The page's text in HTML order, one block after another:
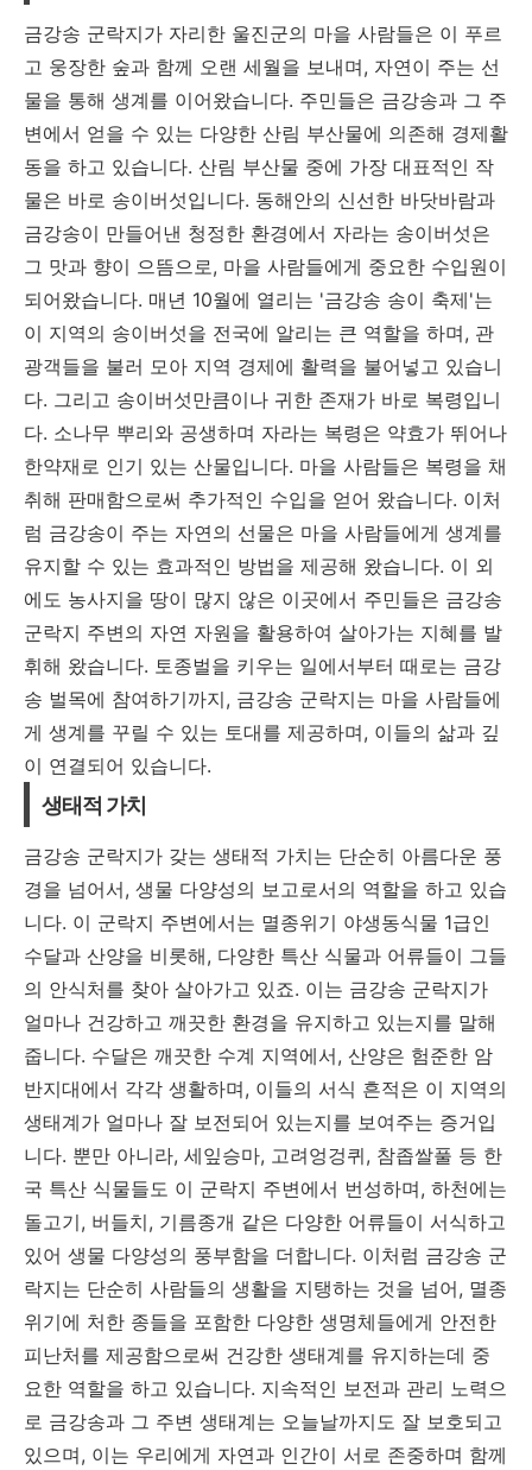
금강송 군락지가 자리한 울진군의 마을 사람들은 이 푸르
고 웅장한 숲과 함께 오랜 세월을 보내며, 자연이 주는 선
물을 통해 생계를 이어왔습니다. 주민들은 금강송과 그 주
변에서 얻을 수 있는 다양한 산림 부산물에 의존해 경제활
동을 하고 있습니다. 산림 부산물 중에 가장 대표적인 작
물은 바로 송이버섯입니다. 동해안의 신선한 바닷바람과
금강송이 만들어낸 청정한 환경에서 자라는 송이버섯은
그 맛과 향이 으뜸으로, 마을 사람들에게 중요한 수입원이
되어왔습니다. 매년 10월에 열리는 '금강송 송이 축제'는
이 지역의 송이버섯을 전국에 알리는 큰 역할을 하며, 관
광객들을 불러 모아 지역 경제에 활력을 불어넣고 있습니
다. 그리고 송이버섯만큼이나 귀한 존재가 바로 복령입니
다. 소나무 뿌리와 공생하며 자라는 복령은 약효가 뛰어나
한약재로 인기 있는 산물입니다. 마을 사람들은 복령을 채
취해 판매함으로써 추가적인 수입을 얻어 왔습니다. 이처
럼 금강송이 주는 자연의 선물은 마을 사람들에게 생계를
유지할 수 있는 효과적인 방법을 제공해 왔습니다. 이 외
에도 농사지을 땅이 많지 않은 이곳에서 주민들은 금강송
군락지 주변의 자연 자원을 활용하여 살아가는 지혜를 발
휘해 왔습니다. 토종벌을 키우는 일에서부터 때로는 금강
송 벌목에 참여하기까지, 금강송 군락지는 마을 사람들에
게 생계를 꾸릴 수 있는 토대를 제공하며, 이들의 삶과 깊
이 연결되어 있습니다.
생태적 가치
금강송 군락지가 갖는 생태적 가치는 단순히 아름다운 풍
경을 넘어서, 생물 다양성의 보고로서의 역할을 하고 있습
니다. 이 군락지 주변에서는 멸종위기 야생동식물 1급인
수달과 산양을 비롯해, 다양한 특산 식물과 어류들이 그들
의 안식처를 찾아 살아가고 있죠. 이는 금강송 군락지가
얼마나 건강하고 깨끗한 환경을 유지하고 있는지를 말해
줍니다. 수달은 깨끗한 수계 지역에서, 산양은 험준한 암
반지대에서 각각 생활하며, 이들의 서식 흔적은 이 지역의
생태계가 얼마나 잘 보전되어 있는지를 보여주는 증거입
니다. 뿐만 아니라, 세잎승마, 고려엉겅퀴, 참좁쌀풀 등 한
국 특산 식물들도 이 군락지 주변에서 번성하며, 하천에는
돌고기, 버들치, 기름종개 같은 다양한 어류들이 서식하고
있어 생물 다양성의 풍부함을 더합니다. 이처럼 금강송 군
락지는 단순히 사람들의 생활을 지탱하는 것을 넘어, 멸종
위기에 처한 종들을 포함한 다양한 생명체들에게 안전한
피난처를 제공함으로써 건강한 생태계를 유지하는데 중
요한 역할을 하고 있습니다. 지속적인 보전과 관리 노력으
로 금강송과 그 주변 생태계는 오늘날까지도 잘 보호되고
있으며, 이는 우리에게 자연과 인간이 서로 존중하며 함께